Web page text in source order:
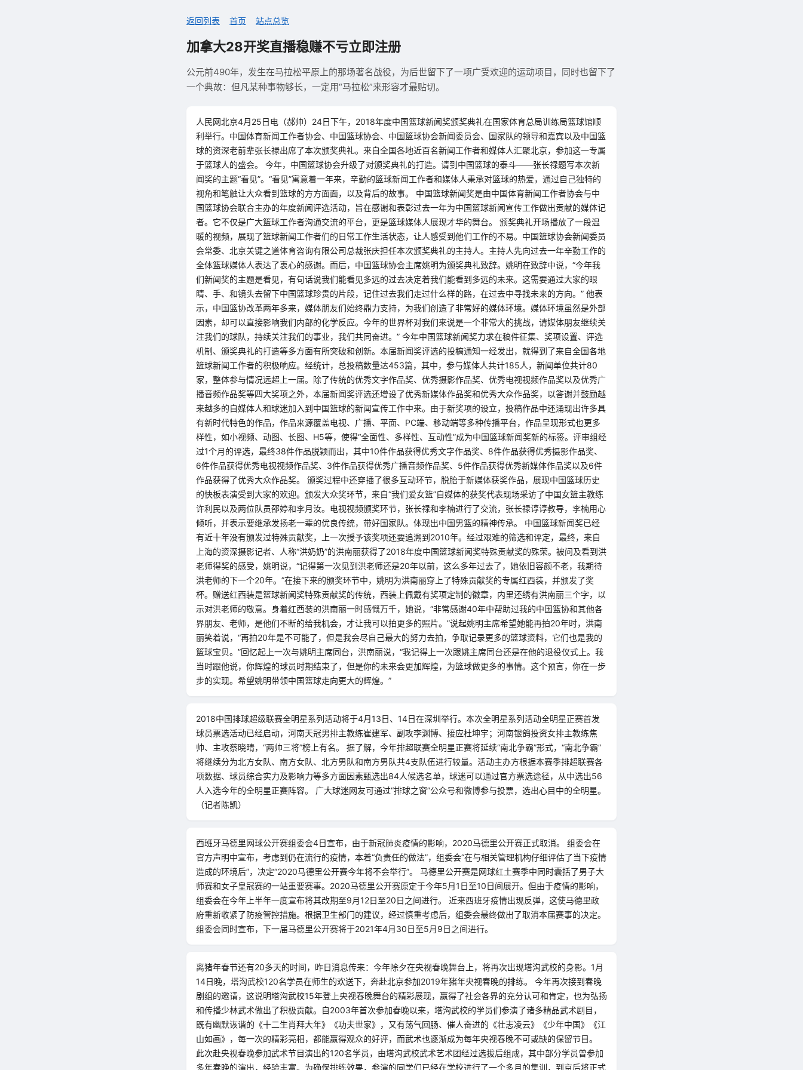
返回列表 首页 站点总览
加拿大28开奖直播稳赚不亏立即注册
公元前490年，发生在马拉松平原上的那场著名战役，为后世留下了一项广受欢迎的运动项目，同时也留下了
一个典故：但凡某种事物够长，一定用“马拉松”来形容才最贴切。
人民网北京4月25日电（郝帅）24日下午，2018年度中国篮球新闻奖颁奖典礼在国家体育总局训练局篮球馆顺
利举行。中国体育新闻工作者协会、中国篮球协会、中国篮球协会新闻委员会、国家队的领导和嘉宾以及中国篮
球的资深老前辈张长禄出席了本次颁奖典礼。来自全国各地近百名新闻工作者和媒体人汇聚北京，参加这一专属
于篮球人的盛会。 今年，中国篮球协会升级了对颁奖典礼的打造。请到中国篮球的泰斗——张长禄题写本次新
闻奖的主题“看见”。“看见”寓意着一年来，辛勤的篮球新闻工作者和媒体人秉承对篮球的热爱，通过自己独特的
视角和笔触让大众看到篮球的方方面面，以及背后的故事。 中国篮球新闻奖是由中国体育新闻工作者协会与中
国篮球协会联合主办的年度新闻评选活动，旨在感谢和表彰过去一年为中国篮球新闻宣传工作做出贡献的媒体记
者。它不仅是广大篮球工作者沟通交流的平台，更是篮球媒体人展现才华的舞台。 颁奖典礼开场播放了一段温
暖的视频，展现了篮球新闻工作者们的日常工作生活状态，让人感受到他们工作的不易。中国篮球协会新闻委员
会常委、北京关键之道体育咨询有限公司总裁张庆担任本次颁奖典礼的主持人。主持人先向过去一年辛勤工作的
全体篮球媒体人表达了衷心的感谢。而后，中国篮球协会主席姚明为颁奖典礼致辞。姚明在致辞中说，“今年我
们新闻奖的主题是看见，有句话说我们能看见多远的过去决定着我们能看到多远的未来。这需要通过大家的眼
睛、手、和镜头去留下中国篮球珍贵的片段，记住过去我们走过什么样的路，在过去中寻找未来的方向。” 他表
示，中国篮协改革两年多来，媒体朋友们始终鼎力支持，为我们创造了非常好的媒体环境。媒体环境虽然是外部
因素，却可以直接影响我们内部的化学反应。今年的世界杯对我们来说是一个非常大的挑战，请媒体朋友继续关
注我们的球队，持续关注我们的事业，我们共同奋进。” 今年中国篮球新闻奖力求在稿件征集、奖项设置、评选
机制、颁奖典礼的打造等多方面有所突破和创新。本届新闻奖评选的投稿通知一经发出，就得到了来自全国各地
篮球新闻工作者的积极响应。经统计，总投稿数量达453篇，其中，参与媒体人共计185人，新闻单位共计80
家，整体参与情况远超上一届。除了传统的优秀文字作品奖、优秀摄影作品奖、优秀电视视频作品奖以及优秀广
播音频作品奖等四大奖项之外，本届新闻奖评选还增设了优秀新媒体作品奖和优秀大众作品奖，以答谢并鼓励越
来越多的自媒体人和球迷加入到中国篮球的新闻宣传工作中来。由于新奖项的设立，投稿作品中还涌现出许多具
有新时代特色的作品，作品来源覆盖电视、广播、平面、PC端、移动端等多种传播平台，作品呈现形式也更多
样性，如小视频、动图、长图、H5等，使得“全面性、多样性、互动性”成为中国篮球新闻奖新的标签。评审组经
过1个月的评选，最终38件作品脱颖而出，其中10件作品获得优秀文字作品奖、8件作品获得优秀摄影作品奖、
6件作品获得优秀电视视频作品奖、3件作品获得优秀广播音频作品奖、5件作品获得优秀新媒体作品奖以及6件
作品获得了优秀大众作品奖。 颁奖过程中还穿插了很多互动环节，脱胎于新媒体获奖作品，展现中国篮球历史
的快板表演受到大家的欢迎。颁发大众奖环节，来自“我们爱女篮”自媒体的获奖代表现场采访了中国女篮主教练
许利民以及两位队员邵婷和李月汝。电视视频颁奖环节，张长禄和李楠进行了交流，张长禄谆谆教导，李楠用心
倾听，并表示要继承发扬老一辈的优良传统，带好国家队。体现出中国男篮的精神传承。 中国篮球新闻奖已经
有近十年没有颁发过特殊贡献奖，上一次授予该奖项还要追溯到2010年。经过艰难的筛选和评定，最终，来自
上海的资深摄影记者、人称“洪奶奶”的洪南丽获得了2018年度中国篮球新闻奖特殊贡献奖的殊荣。被问及看到洪
老师得奖的感受，姚明说，“记得第一次见到洪老师还是20年以前，这么多年过去了，她依旧容颜不老，我期待
洪老师的下一个20年。”在接下来的颁奖环节中，姚明为洪南丽穿上了特殊贡献奖的专属红西装，并颁发了奖
杯。赠送红西装是篮球新闻奖特殊贡献奖的传统，西装上佩戴有奖项定制的徽章，内里还绣有洪南丽三个字，以
示对洪老师的敬意。身着红西装的洪南丽一时感慨万千，她说，“非常感谢40年中帮助过我的中国篮协和其他各
界朋友、老师，是他们不断的给我机会，才让我可以拍更多的照片。”说起姚明主席希望她能再拍20年时，洪南
丽笑着说，“再拍20年是不可能了，但是我会尽自己最大的努力去拍，争取记录更多的篮球资料，它们也是我的
篮球宝贝。”回忆起上一次与姚明主席同台，洪南丽说，“我记得上一次跟姚主席同台还是在他的退役仪式上。我
当时跟他说，你辉煌的球员时期结束了，但是你的未来会更加辉煌，为篮球做更多的事情。这个预言，你在一步
步的实现。希望姚明带领中国篮球走向更大的辉煌。”
2018中国排球超级联赛全明星系列活动将于4月13日、14日在深圳举行。本次全明星系列活动全明星正赛首发
球员票选活动已经启动，河南天冠男排主教练崔建军、副攻李渊博、接应杜坤宇；河南银鸽投资女排主教练焦
帅、主攻蔡晓晴，“两帅三将”榜上有名。 据了解，今年排超联赛全明星正赛将延续“南北争霸”形式，“南北争霸”
将继续分为北方女队、南方女队、北方男队和南方男队共4支队伍进行较量。活动主办方根据本赛季排超联赛各
项数据、球员综合实力及影响力等多方面因素甄选出84人候选名单，球迷可以通过官方票选途径，从中选出56
人入选今年的全明星正赛阵容。 广大球迷网友可通过“排球之窗”公众号和微博参与投票，选出心目中的全明星。
（记者陈凯）
西班牙马德里网球公开赛组委会4日宣布，由于新冠肺炎疫情的影响，2020马德里公开赛正式取消。 组委会在
官方声明中宣布，考虑到仍在流行的疫情，本着“负责任的做法”，组委会“在与相关管理机构仔细评估了当下疫情
造成的环境后”，决定“2020马德里公开赛今年将不会举行”。 马德里公开赛是网球红土赛季中同时囊括了男子大
师赛和女子皇冠赛的一站重要赛事。2020马德里公开赛原定于今年5月1日至10日间展开。但由于疫情的影响，
组委会在今年上半年一度宣布将其改期至9月12日至20日之间进行。 近来西班牙疫情出现反弹，这使马德里政
府重新收紧了防疫管控措施。根据卫生部门的建议，经过慎重考虑后，组委会最终做出了取消本届赛事的决定。
组委会同时宣布，下一届马德里公开赛将于2021年4月30日至5月9日之间进行。
离猪年春节还有20多天的时间，昨日消息传来：今年除夕在央视春晚舞台上，将再次出现塔沟武校的身影。1月
14日晚，塔沟武校120名学员在师生的欢送下，奔赴北京参加2019年猪年央视春晚的排练。 今年再次接到春晚
剧组的邀请，这说明塔沟武校15年登上央视春晚舞台的精彩展现，赢得了社会各界的充分认可和肯定，也为弘扬
和传播少林武术做出了积极贡献。自2003年首次参加春晚以来，塔沟武校的学员们参演了诸多精品武术剧目，
既有幽默诙谐的《十二生肖拜大年》《功夫世家》，又有荡气回肠、催人奋进的《壮志凌云》《少年中国》《江
山如画》，每一次的精彩亮相，都能赢得观众的好评，而武术也逐渐成为每年央视春晚不可或缺的保留节目。
此次赴央视春晚参加武术节目演出的120名学员，由塔沟武校武术艺术团经过选拔后组成，其中部分学员曾参加
多年春晚的演出，经验丰富。为确保排练效果，参演的同学们已经在学校进行了一个多月的集训，到京后将正式